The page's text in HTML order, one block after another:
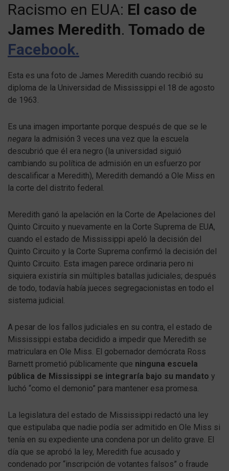
Racismo en EUA: El caso de
James Meredith. Tomado de
Facebook.
Esta es una foto de James Meredith cuando recibió su
diploma de la Universidad de Mississippi el 18 de agosto
de 1963.
Es una imagen importante porque después de que se le
negara la admisión 3 veces una vez que la escuela
descubrió que él era negro (la universidad siguió
cambiando su política de admisión en un esfuerzo por
descalificar a Meredith), Meredith demandó a Ole Miss en
la corte del distrito federal.
Meredith ganó la apelación en la Corte de Apelaciones del
Quinto Circuito y nuevamente en la Corte Suprema de EUA,
cuando el estado de Mississippi apeló la decisión del
Quinto Circuito y la Corte Suprema confirmó la decisión del
Quinto Circuito. Esta imagen parece ordinaria pero ni
siquiera existiría sin múltiples batallas judiciales; después
de todo, todavía había jueces segregacionistas en todo el
sistema judicial.
A pesar de los fallos judiciales en su contra, el estado de
Mississippi estaba decidido a impedir que Meredith se
matriculara en Ole Miss. El gobernador demócrata Ross
Barnett prometió públicamente que ninguna escuela
pública de Mississippi se integraría bajo su mandato y
luchó “como el demonio” para mantener esa promesa.
La legislatura del estado de Mississippi redactó una ley
que estipulaba que nadie podía ser admitido en Ole Miss si
tenía en su expediente una condena por un delito grave. El
día que se aprobó la ley, Meredith fue acusado y
condenado por “inscripción de votantes falsos” o fraude